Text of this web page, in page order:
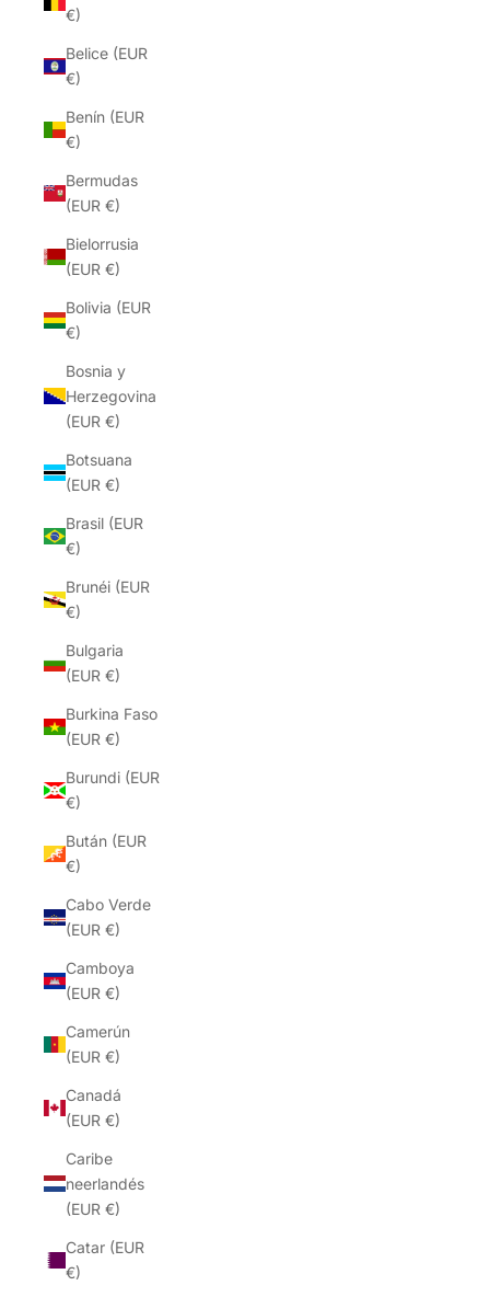
€)
Belice (EUR
€)
Benín (EUR
€)
Bermudas
(EUR €)
Bielorrusia
(EUR €)
Bolivia (EUR
€)
Bosnia y
Herzegovina
(EUR €)
Botsuana
(EUR €)
Brasil (EUR
€)
Brunéi (EUR
€)
Bulgaria
(EUR €)
Burkina Faso
(EUR €)
Burundi (EUR
€)
Bután (EUR
€)
Cabo Verde
(EUR €)
Camboya
(EUR €)
Camerún
(EUR €)
Canadá
(EUR €)
Caribe
neerlandés
(EUR €)
Catar (EUR
€)